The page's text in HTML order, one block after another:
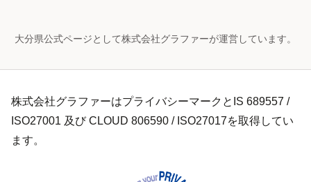
大分県公式ページとして株式会社グラファーが運営しています。
株式会社グラファーはプライバシーマークとIS 689557 /
ISO27001 及び CLOUD 806590 / ISO27017を取得してい
ます。